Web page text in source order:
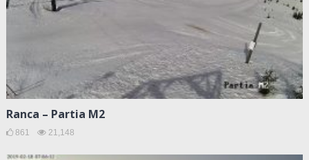
Ranca – Partia M2
861 21,148